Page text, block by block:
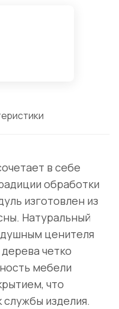
в себе
обработки
изготовлен из
Натуральный
ценителя
четко
мебели
что
службы изделия.